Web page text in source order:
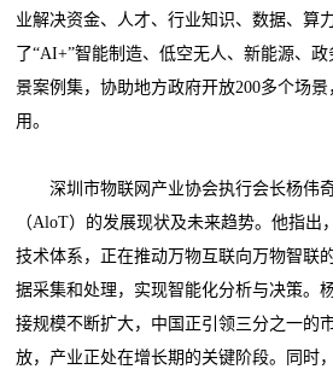
业解决资金、人才、行业知识、数据、算
了“AI+”智能制造、低空无人、新能源、
景案例集，协助地方政府开放200多个场
用。
深圳市物联网产业协会执行会长杨伟奇
（AloT）的发展现状及未来趋势。他指
技术体系，正在推动万物互联向万物智联
据采集和处理，实现智能化分析与决策。
接规模不断扩大，中国正引领三分之一的
放，产业正处在增长期的关键阶段。同时